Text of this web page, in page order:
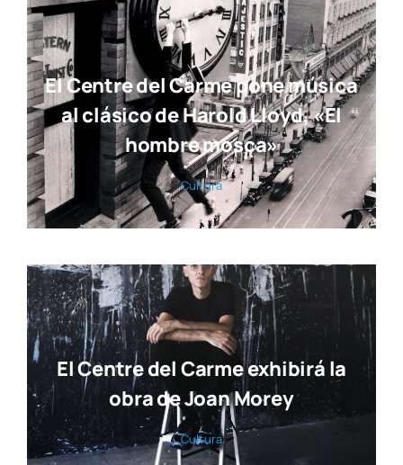
El Centre del Carme pone música
al clásico de Harold Lloyd, «El
hombre mosca»
Cul­tu­ra
El Centre del Carme exhibirá la
obra de Joan Morey
Cul­tu­ra